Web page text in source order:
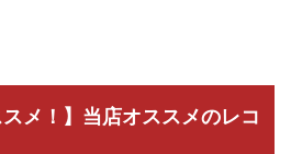
スメ！】当店オススメのレコ